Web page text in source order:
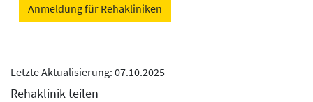
Anmeldung für Rehakliniken
Letzte Aktualisierung: 07.10.2025
Rehaklinik teilen